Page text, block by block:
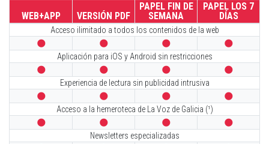
WEB+APP VERSIÓN PDF
PAPEL FIN DE
SEMANA
PAPEL LOS 7
DÍAS
Acceso ilimitado a todos los contenidos de la web
   
Aplicación para iOS y Android sin restricciones
   
Experiencia de lectura sin publicidad intrusiva
   
Acceso a la hemeroteca de La Voz de Galicia (¹)
   
Newsletters especializadas